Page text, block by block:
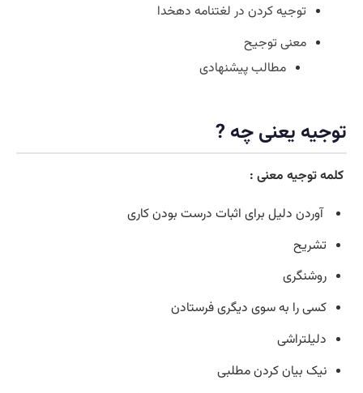
توجیه کردن در لغتنامه دهخدا
معنی توجیح
مطالب پیشنهادی
توجیه یعنی چه ?
کلمهتوجیه معنی :
آوردن دلیل برای اثبات درست بودن کاری
تشریح
روشنگری
کسی را به سوی دیگری فرستادن
دلیلتراشی
نیک بیان کردن مطلبی